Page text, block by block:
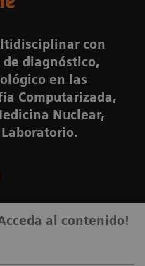
con
diagnóstico,
en las
Computarizada,
Nuclear,
al contenido!